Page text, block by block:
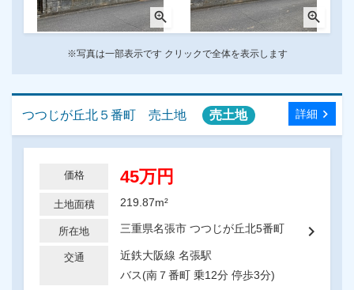
zoom_in zoom_in
※写真は一部表示です クリックで全体を表示します
つつじが丘北５番町 売土地 売土地 詳細 chevron_right
chevron_right
価格 45万円
土地面積 219.87m²
所在地 三重県名張市 つつじが丘北5番町
交通
近鉄大阪線 名張駅
バス(南７番町 乗12分 停歩3分)